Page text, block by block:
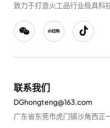
致力于打造火工品行业极具科
联系我们
DGhongteng@163.com
广东省东莞市虎门镇沙角西正